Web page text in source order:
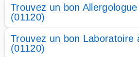
Trouvez un bon
(01120)
Trouvez un bon Laboratoire
(01120)